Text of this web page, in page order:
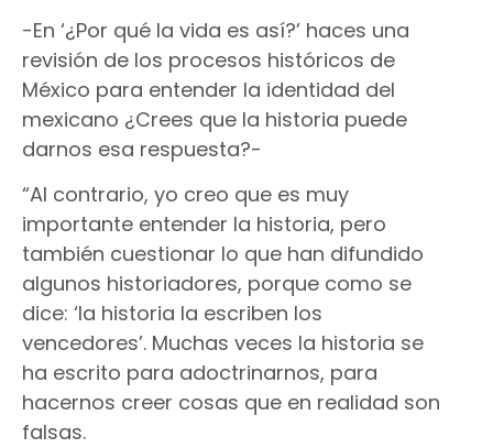
-En ‘¿Por qué la vida es así?’ haces una
revisión de los procesos históricos de
México para entender la identidad del
mexicano ¿Crees que la historia puede
darnos esa respuesta?-
“Al contrario, yo creo que es muy
importante entender la historia, pero
también cuestionar lo que han difundido
algunos historiadores, porque como se
dice: ‘la historia la escriben los
vencedores’. Muchas veces la historia se
ha escrito para adoctrinarnos, para
hacernos creer cosas que en realidad son
falsas.